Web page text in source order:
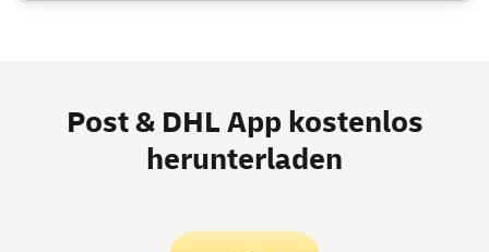
Post & DHL App kostenlos
herunterladen